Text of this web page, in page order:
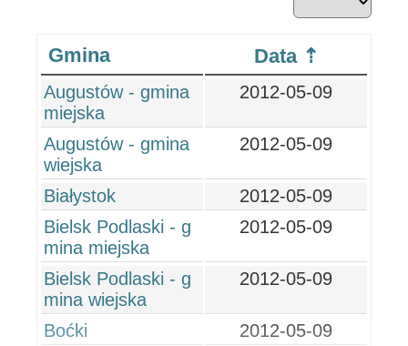
Gmina Data
Augustów - gmina
miejska
2012-05-09
Augustów - gmina
wiejska
2012-05-09
Białystok
2012-05-09
Bielsk Podlaski - g
mina miejska
2012-05-09
Bielsk Podlaski - g
mina wiejska
2012-05-09
Boćki 2012-05-09